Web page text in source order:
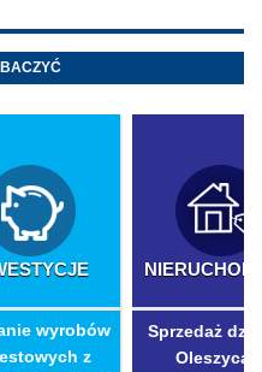
wyrobów
z
Sprzedaż